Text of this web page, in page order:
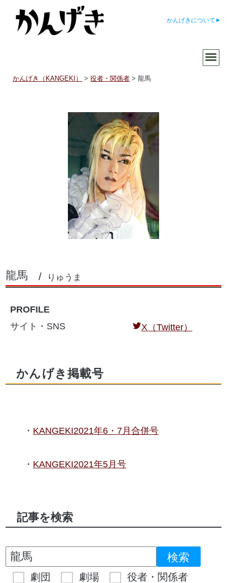
かんげきについて
かんげき（KANGEKI） >役者・関係者 >龍馬
龍馬 りゅうま
PROFILE
サイト・SNS
X（Twitter）
かんげき掲載号
KANGEKI2021年6・7月合併号
KANGEKI2021年5月号
記事を検索
劇団 劇場
役者・関係者